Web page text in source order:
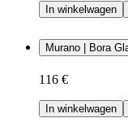
In winkelwagen
Murano | Bora
116 €
In winkelwagen